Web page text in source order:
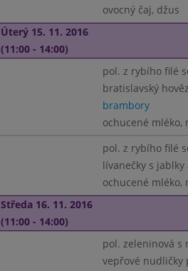
ovocný čaj, džus
Úterý 15. 11. 2016
(11:00 - 14:00)
pol. z rybího filé
bratislavský
brambory
ochucené
pol. z rybího filé
lívanečky s
ochucené
Středa 16. 11. 2016
(11:00 - 14:00)
pol. zeleninová s
vepřové nudličky